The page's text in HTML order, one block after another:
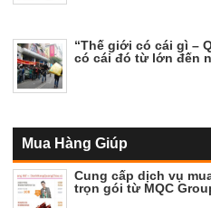
“Thế giới có cái gì –
có cái đó từ lớn đến
Mua Hàng Giúp
Cung cấp dịch vụ
trọn gói từ MQC